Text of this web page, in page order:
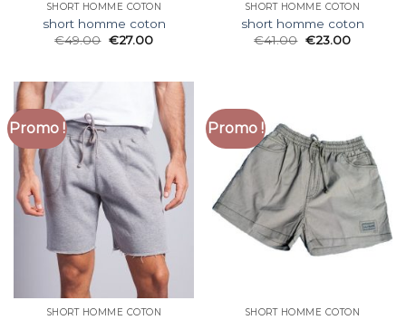
SHORT HOMME COTON
short homme coton
€49.00 €27.00
SHORT HOMME COTON
short homme coton
€41.00 €23.00
Promo !
SHORT HOMME COTON
Promo !
SHORT HOMME COTON